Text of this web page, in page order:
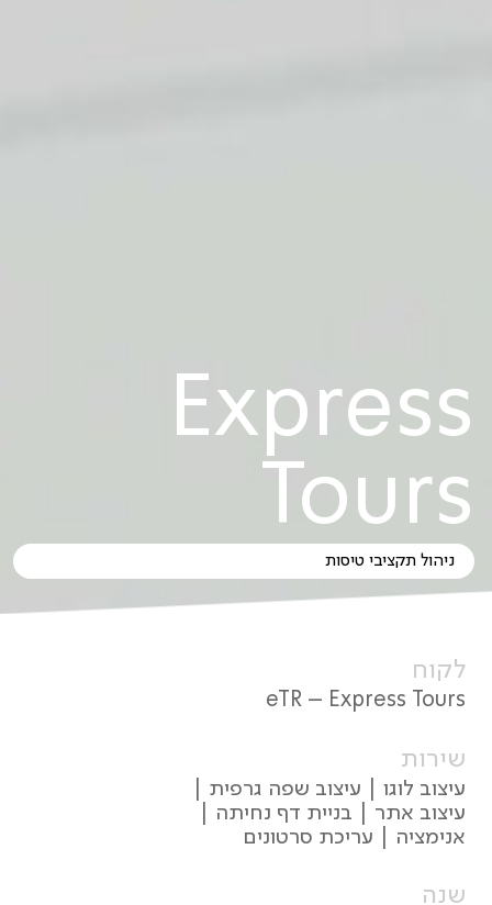
ניהול תקציבי טיסות
Express
Tours
לקוח
eTR – Express Tours
שירות
עיצוב לוגו | עיצוב שפה גרפית |
עיצוב אתר | בניית דף נחיתה |
אנימציה | עריכת סרטונים
שנה